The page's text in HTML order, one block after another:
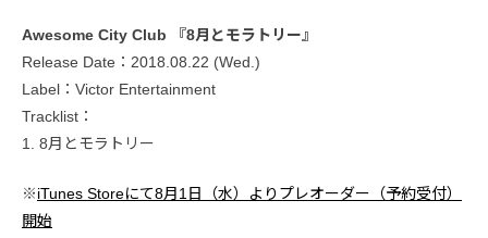
Awesome City Club 『8月とモラトリー』
Release Date：2018.08.22 (Wed.)
Label：Victor Entertainment
Tracklist：
1. 8月とモラトリー
※iTunes Storeにて8月1日（水）よりプレオーダー（予約受付）
開始